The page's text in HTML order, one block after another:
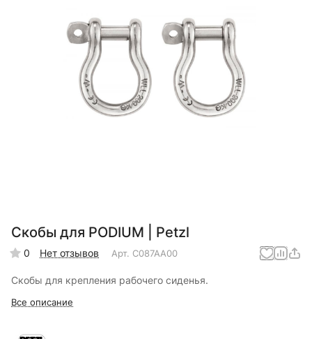
Скобы для PODIUM | Petzl
0 Нет отзывов Арт. C087AA00
Скобы для крепления рабочего сиденья.
Все описание